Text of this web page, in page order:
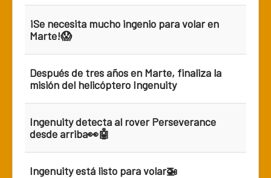
¡Se necesita mucho ingenio para volar en
Marte!😱
Después de tres años en Marte, finaliza la
misión del helicóptero Ingenuity
Ingenuity detecta al rover Perseverance
desde arriba👀🤖
Ingenuity está listo para volar🚁